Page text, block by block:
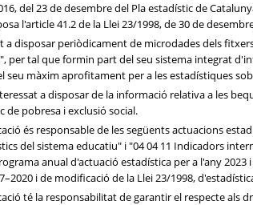
del 23 de desembre del Pla estadístic de
l'article 41.2 de la Llei 23/1998, de 30 de
a disposar periòdicament de microdades dels
per tal que formin part del seu sistema integrat
màxim aprofitament per a les estadístiques
a disposar de la informació relativa a les
de pobresa i exclusió social.
és responsable de les següents actuacions
del sistema educatiu" i "04 04 11 Indicadors
anual d'actuació estadística per a l'any
i de modificació de la Llei 23/1998,
té la responsabilitat de garantir el respecte als